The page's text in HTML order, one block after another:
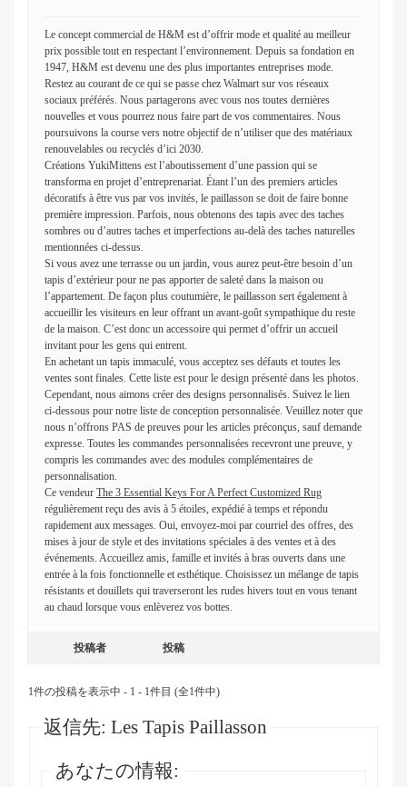
Le concept commercial de H&M est d’offrir mode et qualité au meilleur
prix possible tout en respectant l’environnement. Depuis sa fondation en
1947, H&M est devenu une des plus importantes entreprises mode.
Restez au courant de ce qui se passe chez Walmart sur vos réseaux
sociaux préférés. Nous partagerons avec vous nos toutes dernières
nouvelles et vous pourrez nous faire part de vos commentaires. Nous
poursuivons la course vers notre objectif de n’utiliser que des matériaux
renouvelables ou recyclés d’ici 2030.
Créations YukiMittens est l’aboutissement d’une passion qui se
transforma en projet d’entreprenariat. Étant l’un des premiers articles
décoratifs à être vus par vos invités, le paillasson se doit de faire bonne
première impression. Parfois, nous obtenons des tapis avec des taches
sombres ou d’autres taches et imperfections au-delà des taches naturelles
mentionnées ci-dessus.
Si vous avez une terrasse ou un jardin, vous aurez peut-être besoin d’un
tapis d’extérieur pour ne pas apporter de saleté dans la maison ou
l’appartement. De façon plus coutumière, le paillasson sert également à
accueillir les visiteurs en leur offrant un avant-goût sympathique du reste
de la maison. C’est donc un accessoire qui permet d’offrir un accueil
invitant pour les gens qui entrent.
En achetant un tapis immaculé, vous acceptez ses défauts et toutes les
ventes sont finales. Cette liste est pour le design présenté dans les photos.
Cependant, nous aimons créer des designs personnalisés. Suivez le lien
ci-dessous pour notre liste de conception personnalisée. Veuillez noter que
nous n’offrons PAS de preuves pour les articles préconçus, sauf demande
expresse. Toutes les commandes personnalisées recevront une preuve, y
compris les commandes avec des modules complémentaires de
personnalisation.
Ce vendeur The 3 Essential Keys For A Perfect Customized Rug
régulièrement reçu des avis à 5 étoiles, expédié à temps et répondu
rapidement aux messages. Oui, envoyez-moi par courriel des offres, des
mises à jour de style et des invitations spéciales à des ventes et à des
événements. Accueillez amis, famille et invités à bras ouverts dans une
entrée à la fois fonctionnelle et esthétique. Choisissez un mélange de tapis
résistants et douillets qui traverseront les rudes hivers tout en vous tenant
au chaud lorsque vous enlèverez vos bottes.
投稿者 投稿
1件の投稿を表示中 - 1 - 1件目 (全1件中)
返信先: Les Tapis Paillasson
あなたの情報: